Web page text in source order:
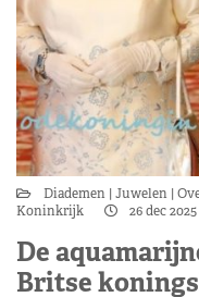
Diademen Juwelen
Koninkrijk
26 dec 2025
De
Britse